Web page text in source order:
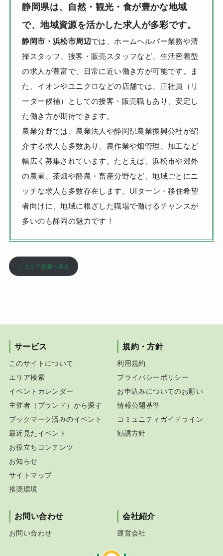
静岡県は、自然・観光・食が豊かな地域
で、地域資源を活かした求人が多彩です。
静岡市・浜松市周辺 では、ホームヘルパー業務や清
掃スタッフ、接客・販売スタッフなど、生活密着型
の求人が豊富で、日常に近い働き方が可能です。ま
た、イオンやユニクロなどの店舗では、正社員（リ
ーダー候補）としての接客・販売職もあり、安定し
た働き方が期待できます。
農業分野では、農業法人や静岡県農業振興公社が紹
介する求人も多数あり、農作業や畑管理、加工など
幅広く募集されています。たとえば、浜松市や郊外
の農園、茶畑や酪農・畜産分野など、地域ごとにニ
ッチな求人も多数存在します。UIターン・移住希望
者向けに、地域に根ざした職場で働けるチャンスが
多いのも静岡の魅力です！
エリア検索へ戻る
サービス
このサイトについて
エリア検索
イベントカレンダー
主催者（ブランド）から探す
ブックマーク済みのイベント
最近見たイベント
お役立ちコンテンツ
お知らせ
サイトマップ
推奨環境
規約・方針
利用規約
プライバシーポリシー
お申込みについてのお願い
情報公開基準
コミュニティガイドライン
勧誘方針
お問い合わせ
お問い合わせ
会社紹介
運営会社